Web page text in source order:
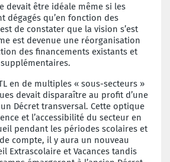
devait être idéale même si les
dégagés qu’en fonction des
de constater que la vision s’est
est devenue une réorganisation
des financements existants et
en de multiples « sous-secteurs »
devait disparaître au profit d’une
Décret transversal. Cette optique
et l’accessibilité du secteur en
pendant les périodes scolaires et
compte, il y aura un nouveau
Extrascolaire et Vacances tandis